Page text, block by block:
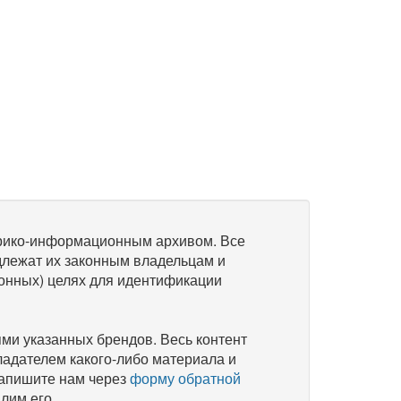
информационным архивом. Все
их законным владельцам и
целях для идентификации
указанных брендов. Весь контент
какого-либо материала и
нам черезформу обратной